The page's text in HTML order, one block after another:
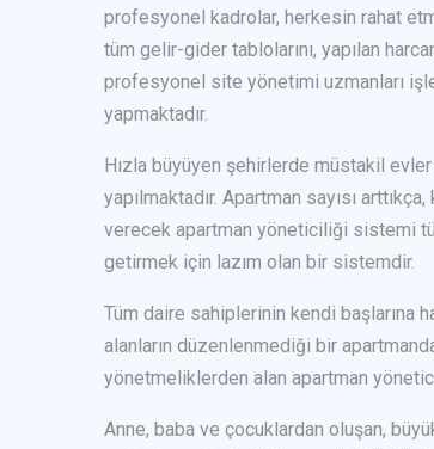
profesyonel kadrolar, herkesin rahat
tüm gelir-gider tablolarını, yapılan
profesyonel site yönetimi uzmanları
yapmaktadır.
Hızla büyüyen şehirlerde müstakil
yapılmaktadır. Apartman sayısı
verecek apartman yöneticiliği sistemi
getirmek için lazım olan bir sistemdir.
Tüm daire sahiplerinin kendi başlarına
alanların düzenlenmediği bir
yönetmeliklerden alan apartman
Anne, baba ve çocuklardan oluşan,